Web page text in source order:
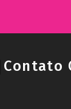
Contato